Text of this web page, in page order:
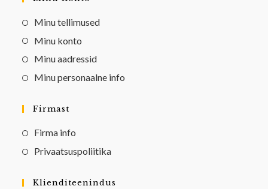
Minu tellimused
Minu konto
Minu aadressid
Minu personaalne info
Firmast
Firma info
Privaatsuspoliitika
Klienditeenindus